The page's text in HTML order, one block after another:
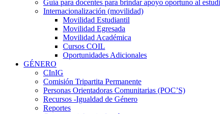
Guía para docentes para brindar apoyo oportuno al
Internacionalización (movilidad)
Movilidad Estudiantil
Movilidad Egresada
Movilidad Académica
Cursos COIL
Oportunidades Adicionales
GÉNERO
CInIG
Comisión Tripartita Permanente
Personas Orientadoras Comunitarias (POC’S)
Recursos -Igualdad de Género
Reportes